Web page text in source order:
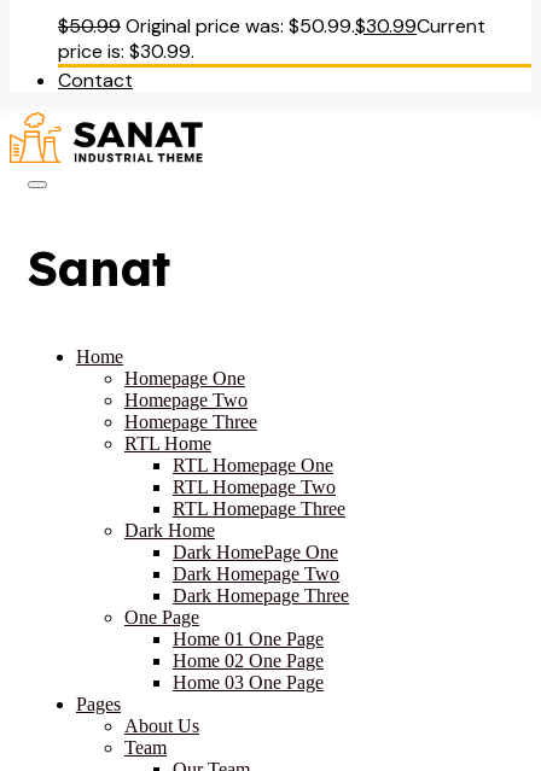
$50.99Original price was: $50.99.$30.99Current
price is: $30.99.
Contact
Sanat
Home
Homepage One
Homepage Two
Homepage Three
RTL Home
RTL Homepage One
RTL Homepage Two
RTL Homepage Three
Dark Home
Dark HomePage One
Dark Homepage Two
Dark Homepage Three
One Page
Home 01 One Page
Home 02 One Page
Home 03 One Page
Pages
About Us
Team